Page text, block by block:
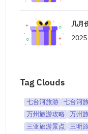
几月
Tag Clouds
七台河旅游 七台河
万州旅游攻略
万州
三亚旅游景点
三明